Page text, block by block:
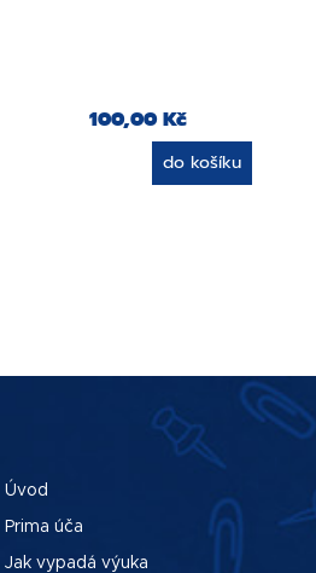
100,00 Kč
do košíku
Úvod
Prima úča
Jak vypadá výuka